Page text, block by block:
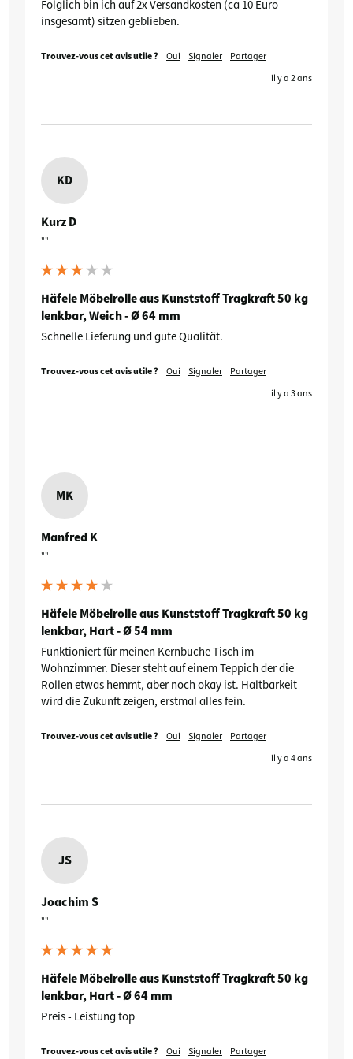
Folglich bin ich auf 2x Versandkosten (ca 10 Euro
insgesamt) sitzen geblieben.
Trouvez-vous cet avis utile ? Oui Signaler
Partager
il y a 2 ans
KD
Kurz D
""
Häfele Möbelrolle aus Kunststoff Tragkraft 50 kg
lenkbar, Weich - Ø 64 mm
Schnelle Lieferung und gute Qualität.
Trouvez-vous cet avis utile ? Oui Signaler
Partager
il y a 3 ans
MK
Manfred K
""
Häfele Möbelrolle aus Kunststoff Tragkraft 50 kg
lenkbar, Hart - Ø 54 mm
Funktioniert für meinen Kernbuche Tisch im
Wohnzimmer. Dieser steht auf einem Teppich der die
Rollen etwas hemmt, aber noch okay ist. Haltbarkeit
wird die Zukunft zeigen, erstmal alles fein.
Trouvez-vous cet avis utile ? Oui Signaler
Partager
il y a 4 ans
JS
Joachim S
""
Häfele Möbelrolle aus Kunststoff Tragkraft 50 kg
lenkbar, Hart - Ø 64 mm
Preis - Leistung top
Trouvez-vous cet avis utile ? Oui Signaler
Partager